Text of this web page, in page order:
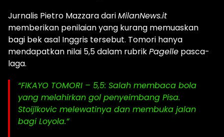
Jurnalis Pietro Mazzara dariMilanNews.it
memberikan penilaian yang kurang memuaskan
bagi bek asal Inggris tersebut. Tomori hanya
mendapatkan nilai 5,5 dalam rubrikPagelle pasca-
laga.
“FIKAYO TOMORI – 5,5: Salah membaca bola
yang melahirkan gol penyeimbang Pisa.
Stoijlkovic melewatinya dan membuka jalan
bagi Loyola.”